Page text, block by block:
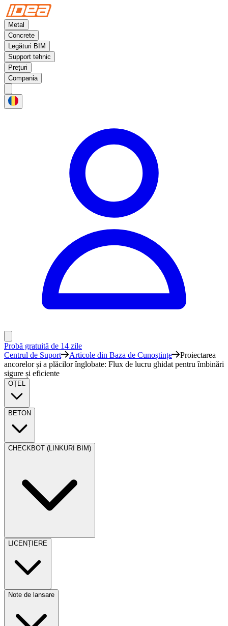
Metal
Concrete
Legături BIM
Support tehnic
Prețuri
Compania
Probă gratuită de 14 zile
Centrul de Suport
Articole din Baza de Cunoștințe
Proiectarea
ancorelor și a plăcilor înglobate: Flux de lucru ghidat pentru îmbinări
sigure și eficiente
OȚEL
BETON
CHECKBOT (LINKURI BIM)
LICENȚIERE
Note de lansare